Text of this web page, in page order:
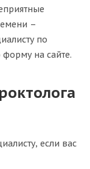
–
по
на сайте.
если вас